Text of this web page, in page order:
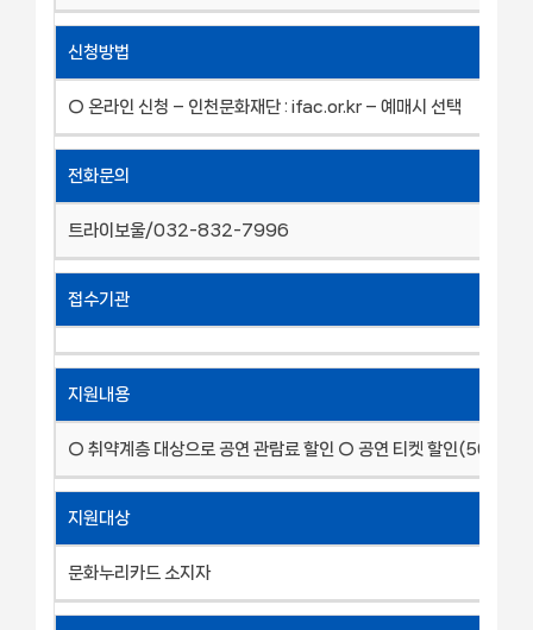
신청방법
○ 온라인 신청 – 인천문화재단 : ifac.or.kr – 예매시 선택
전화문의
트라이보울/032-832-7996
접수기관
지원내용
○ 취약계층 대상으로 공연 관람료 할인 ○ 공연 티켓 할인(50%)
지원대상
문화누리카드 소지자